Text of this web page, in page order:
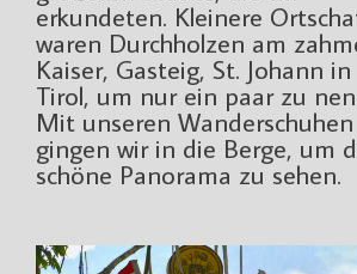
erkundeten. Kleinere
waren Durchholzen am
Kaiser, Gasteig, St. Johann in
Tirol, um nur ein paar zu
Mit unseren Wanderschuhen
gingen wir in die Berge, um
schöne Panorama zu sehen.